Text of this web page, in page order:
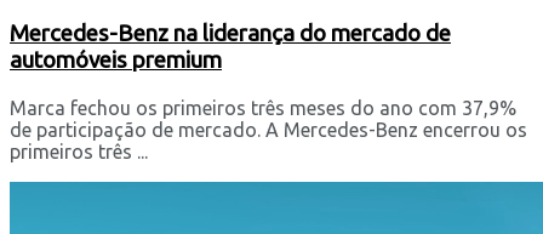
Mercedes-Benz na liderança do mercado de
automóveis premium
Marca fechou os primeiros três meses do ano com 37,9%
de participação de mercado. A Mercedes-Benz encerrou os
primeiros três ...